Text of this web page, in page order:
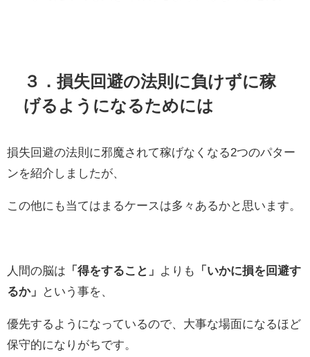
３．損失回避の法則に負けずに稼
げるようになるためには
損失回避の法則に邪魔されて稼げなくなる2つのパター
ンを紹介しましたが、
この他にも当てはまるケースは多々あるかと思います。
人間の脳は 「得をすること」 よりも
「いかに損を回避す
るか」
という事を、
優先するようになっているので、大事な場面になるほど
保守的になりがちです。